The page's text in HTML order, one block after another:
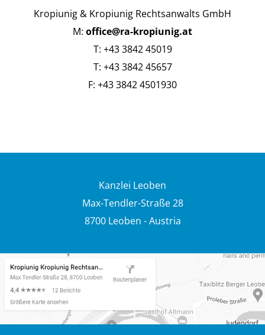
Kropiunig & Kropiunig Rechtsanwalts GmbH
M: office@ra-kropiunig.at
T: +43 3842 45019
T: +43 3842 45657
F: +43 3842 4501930
Kanzlei Leoben
Max-Tendler-Straße 28
8700 Leoben - Austria